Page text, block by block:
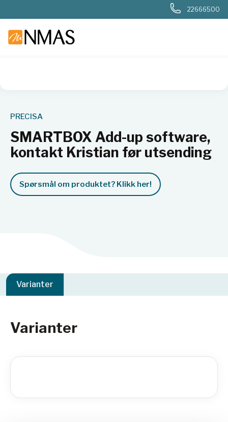
22666500
PRECISA
SMARTBOX Add-up software,
kontakt Kristian før utsending
Spørsmål om produktet? Klikk her!
Varianter
Varianter